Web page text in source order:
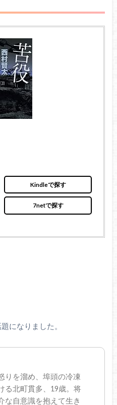
Kindleで探す
7netで探す
になりました。
りを溜め、埠頭の冷凍
る北町貫多、19歳。将
な自意識を抱えて生き